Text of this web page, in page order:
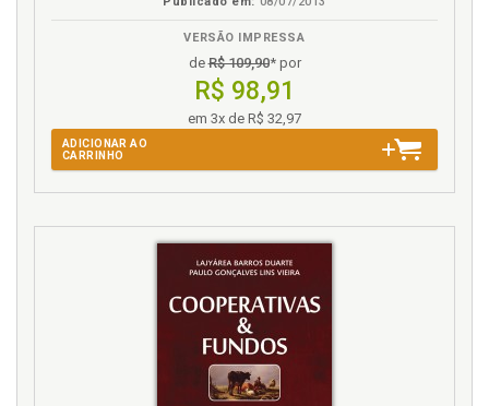
VERSÃO IMPRESSA
deR$ 109,90* por
R$ 98,91
em 3x de R$ 32,97
ADICIONAR AO
CARRINHO